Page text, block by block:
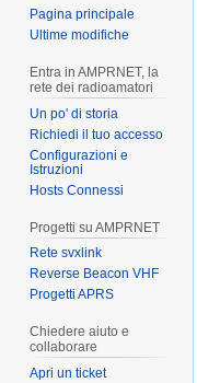
Pagina principale
Ultime modifiche
Entra in AMPRNET, la
rete dei radioamatori
Un po' di storia
Richiedi il tuo accesso
Configurazioni e
Istruzioni
Hosts Connessi
Progetti su AMPRNET
Rete svxlink
Reverse Beacon VHF
Progetti APRS
Chiedere aiuto e
collaborare
Apri un ticket